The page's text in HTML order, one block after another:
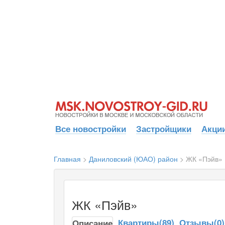
Все новостройки Застройщики
Главная > Даниловский (ЮАО) район > ЖК «Пэйв»
ЖК «Пэйв»
Квартиры(89) Отзывы(0)